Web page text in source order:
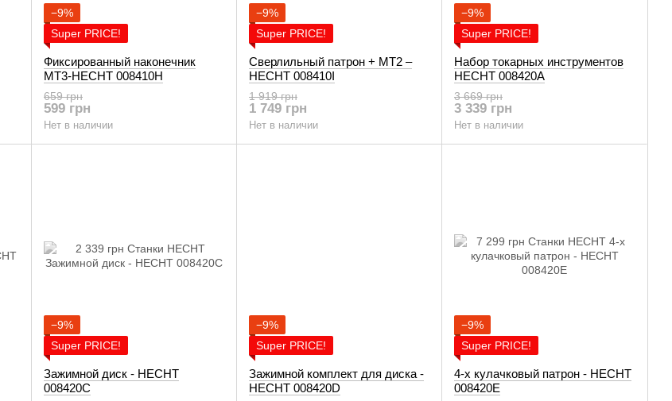
−9%
Super PRICE!
Фиксированный наконечник
MT3-HECHT 008410H
659 грн
599 грн
Нет в наличии
−9%
Super PRICE!
Сверлильный патрон + MT2 –
HECHT 008410I
1 919 грн
1 749 грн
Нет в наличии
−9%
Super PRICE!
Набор токарных инструментов
HECHT 008420A
3 669 грн
3 339 грн
Нет в наличии
−9%
Super PRICE!
Зажимной диск - HECHT
008420C
−9%
Super PRICE!
Зажимной комплект для диска -
HECHT 008420D
−9%
Super PRICE!
4-х кулачковый патрон - HECHT
008420E